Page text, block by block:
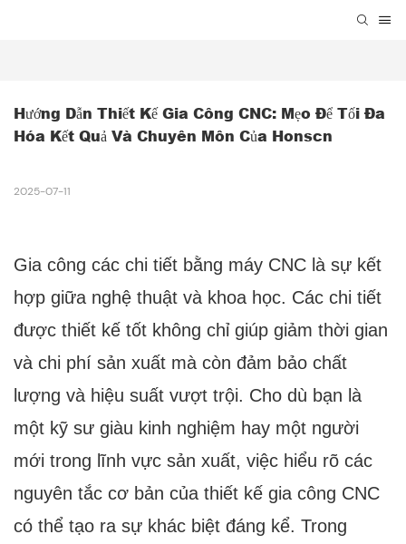
Hướng Dẫn Thiết Kế Gia Công CNC: Mẹo Để Tối Đa
Hóa Kết Quả Và Chuyên Môn Của Honscn
2025-07-11
Gia công các chi tiết bằng máy CNC là sự kết
hợp giữa nghệ thuật và khoa học. Các chi tiết
được thiết kế tốt không chỉ giúp giảm thời gian
và chi phí sản xuất mà còn đảm bảo chất
lượng và hiệu suất vượt trội. Cho dù bạn là
một kỹ sư giàu kinh nghiệm hay một người
mới trong lĩnh vực sản xuất, việc hiểu rõ các
nguyên tắc cơ bản của thiết kế gia công CNC
có thể tạo ra sự khác biệt đáng kể. Trong